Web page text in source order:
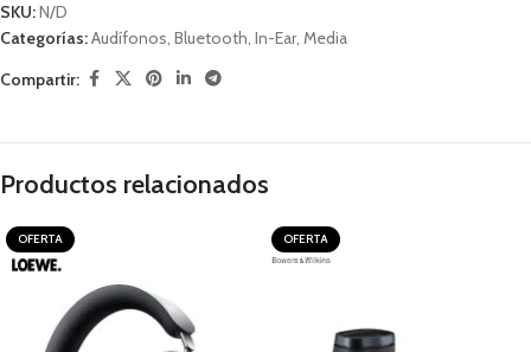
SKU:N/D
Categorías:Audífonos, Bluetooth, In-Ear, Media
Compartir:
Productos relacionados
OFERTA OFERTA